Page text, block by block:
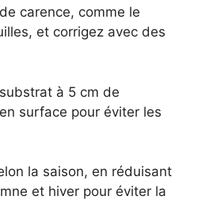
carence, comme le
et corrigez avec des
à 5 cm de
surface pour éviter les
la saison, en réduisant
et hiver pour éviter la